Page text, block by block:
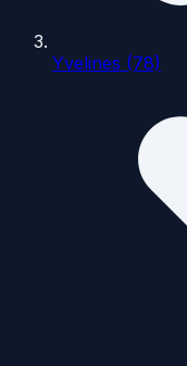
Yvelines (78)